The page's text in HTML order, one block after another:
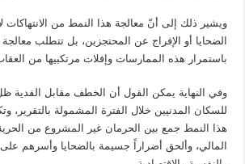
ويشير ذلك إلى أنّ معالجة هذا النمط من الانتهاكات
الضحايا أو الإفراج عن المحتجزين، بل تتطلب معالجة
باستمرار هذه الممارسات وإفلات مرتكبيها من
وفي النهاية يمكن القول أن الخطف مقابل الفدية
للسكان المدنيين خلال الفترة المشمولة
هذا النمط جمع بين الحرمان غير المشروع من الحرية
المالي، وألحق أضراراً جسيمة بالضحايا وأسرهم